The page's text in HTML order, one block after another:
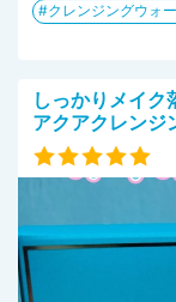
クレンジングウォ
しっかりメイ
アクアクレンジ